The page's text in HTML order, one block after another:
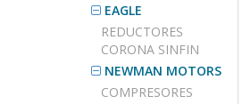
EAGLE
REDUCTORES
CORONA SINFIN
NEWMAN MOTORS
COMPRESORES